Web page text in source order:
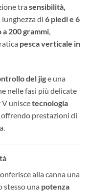
tra sensibilità,
lunghezza di 6 piedi e 6
a 200 grammi,
pesca verticale in
del jige una
nelle fasi più delicate
uniscetecnologia
offrendo prestazioni di
alla canna una
stesso una potenza